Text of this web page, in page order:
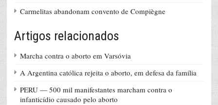
Carmelitas abandonam convento de Compiègne
Artigos relacionados
Marcha contra o aborto em Varsóvia
A Argentina católica rejeita o aborto, em defesa da família
PERU — 500 mil manifestantes marcham contra o
infanticídio causado pelo aborto